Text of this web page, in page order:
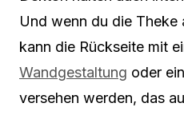
Und wenn du die Theke
kann die Rückseite mit
Wandgestaltung oder
versehen werden, das